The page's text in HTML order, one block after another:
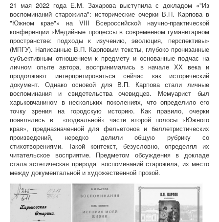
21 мая 2022 года Е.М. Захарова выступила с докладом «"Из
воспоминаний старожила": исторические очерки В.П. Карпова в
"Южном крае"» на VIII Всероссийской научно-практической
конференции «Медийные процессы в современном гуманитарном
пространстве: подходы к изучению, эволюция, перспективы»
(МПГУ). Написанные В.П. Карповым тексты, глубоко пронизанные
субъективным отношением к предмету и основанные подчас на
личном опыте автора, воспринимались в начале XX века и
продолжают интерпретироваться сейчас как исторический
документ. Однако основой для В.П. Карпова стали личные
воспоминания и свидетельства очевидцев. Мемуарист был
харьковчанином в нескольких поколениях, что определило его
точку зрения на городскую историю. Как правило, очерки
появлялись в «подвальной» части второй полосы «Южного
края», предназначенной для фельетонов и беллетристических
произведений, нередко делили общую рубрику со
стихотворениями. Такой контекст, безусловно, определял их
читательское восприятие. Предметом обсуждения в докладе
стала эстетическая природа воспоминаний старожила, их место
между документальной и художественной прозой.